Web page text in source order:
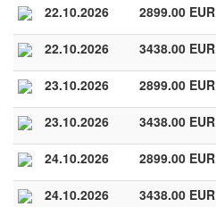
22.10.2026 2899.00 EUR
22.10.2026 3438.00 EUR
23.10.2026 2899.00 EUR
23.10.2026 3438.00 EUR
24.10.2026 2899.00 EUR
24.10.2026 3438.00 EUR